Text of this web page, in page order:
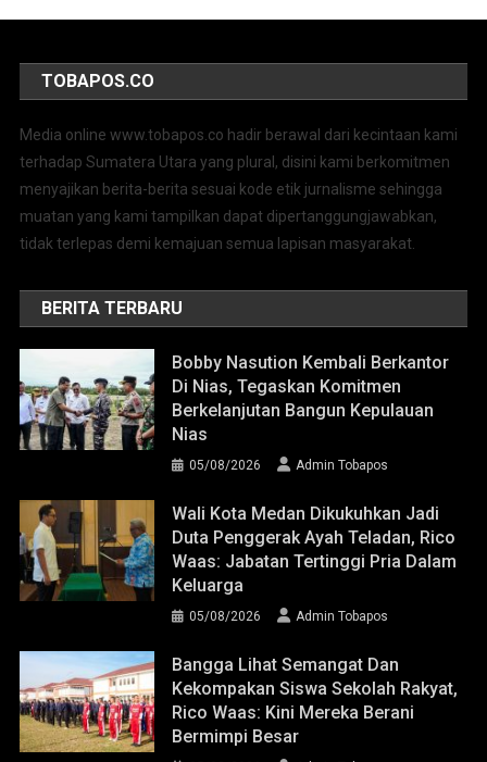
TOBAPOS.CO
Media online www.tobapos.co hadir berawal dari kecintaan kami
terhadap Sumatera Utara yang plural, disini kami berkomitmen
menyajikan berita-berita sesuai kode etik jurnalisme sehingga
muatan yang kami tampilkan dapat dipertanggungjawabkan,
tidak terlepas demi kemajuan semua lapisan masyarakat.
BERITA TERBARU
Bobby Nasution Kembali Berkantor
Di Nias, Tegaskan Komitmen
Berkelanjutan Bangun Kepulauan
Nias
05/08/2026 Admin Tobapos
Wali Kota Medan Dikukuhkan Jadi
Duta Penggerak Ayah Teladan, Rico
Waas: Jabatan Tertinggi Pria Dalam
Keluarga
05/08/2026 Admin Tobapos
Bangga Lihat Semangat Dan
Kekompakan Siswa Sekolah Rakyat,
Rico Waas: Kini Mereka Berani
Bermimpi Besar